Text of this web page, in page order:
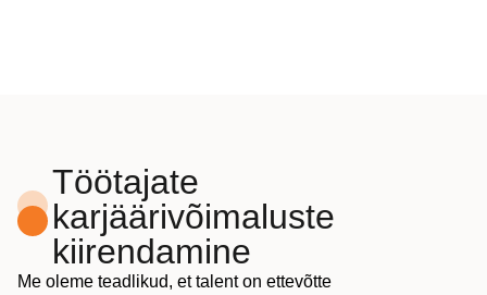
Töötajate
karjäärivõimaluste
kiirendamine
Me oleme teadlikud, et talent on ettevõtte